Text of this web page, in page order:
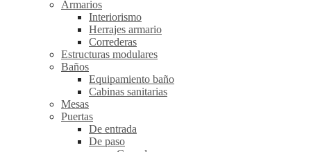
Armarios
Interiorismo
Herrajes armario
Correderas
Estructuras modulares
Baños
Equipamiento baño
Cabinas sanitarias
Mesas
Puertas
De entrada
De paso